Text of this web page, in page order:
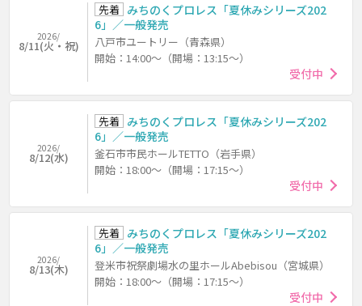
2026/
8/11(火・祝)
先着 みちのくプロレス「夏休みシリーズ202
6」／一般発売
八戸市ユートリー（青森県）
開始：14:00～（開場：13:15～）
受付中
2026/
8/12(水)
先着 みちのくプロレス「夏休みシリーズ202
6」／一般発売
釜石市市民ホールTETTO（岩手県）
開始：18:00～（開場：17:15～）
受付中
2026/
8/13(木)
先着 みちのくプロレス「夏休みシリーズ202
6」／一般発売
登米市祝祭劇場水の里ホールAbebisou（宮城県）
開始：18:00～（開場：17:15～）
受付中